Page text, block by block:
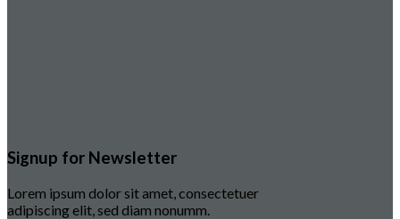
Signup for Newsletter
Lorem ipsum dolor sit amet, consectetuer
adipiscing elit, sed diam nonumm.